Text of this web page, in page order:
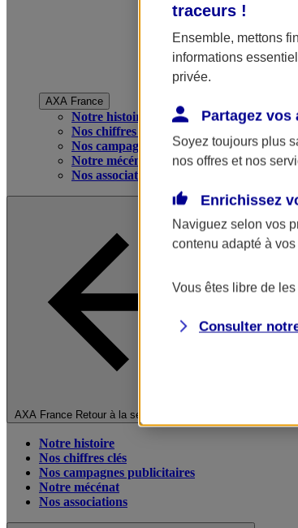
AXA France
Notre histoire
Nos chiffres clés
Nos campagnes publicitaires
Notre mécénat
Nos associations
AXA France Retour à la section précédente
Notre histoire
Nos chiffres clés
Nos campagnes publicitaires
Notre mécénat
Nos associations
traceurs !
Ensemble, mettons
informations
privée.
Partagez vos
Soyez toujours plus
nos offres et nos
Enrichissez
Naviguez selon vos
contenu adapté à
Vous êtes libre de
Consulter